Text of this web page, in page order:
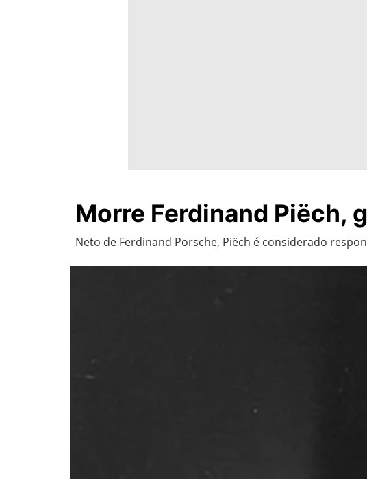
Morre Ferdinand Piëch,
Neto de Ferdinand Porsche, Piëch é considerado